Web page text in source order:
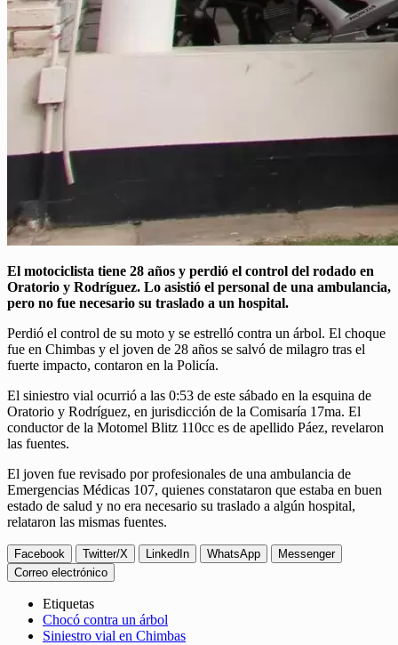
El motociclista tiene 28 años y perdió el control del rodado en
Oratorio y Rodríguez. Lo asistió el personal de una ambulancia,
pero no fue necesario su traslado a un hospital.
Perdió el control de su moto y se estrelló contra un árbol. El choque
fue en Chimbas y el joven de 28 años se salvó de milagro tras el
fuerte impacto, contaron en la Policía.
El siniestro vial ocurrió a las 0:53 de este sábado en la esquina de
Oratorio y Rodríguez, en jurisdicción de la Comisaría 17ma. El
conductor de la Motomel Blitz 110cc es de apellido Páez, revelaron
las fuentes.
El joven fue revisado por profesionales de una ambulancia de
Emergencias Médicas 107, quienes constataron que estaba en buen
estado de salud y no era necesario su traslado a algún hospital,
relataron las mismas fuentes.
Facebook Twitter/X LinkedIn WhatsApp
Messenger
Correo electrónico
Etiquetas
Chocó contra un árbol
Siniestro vial en Chimbas